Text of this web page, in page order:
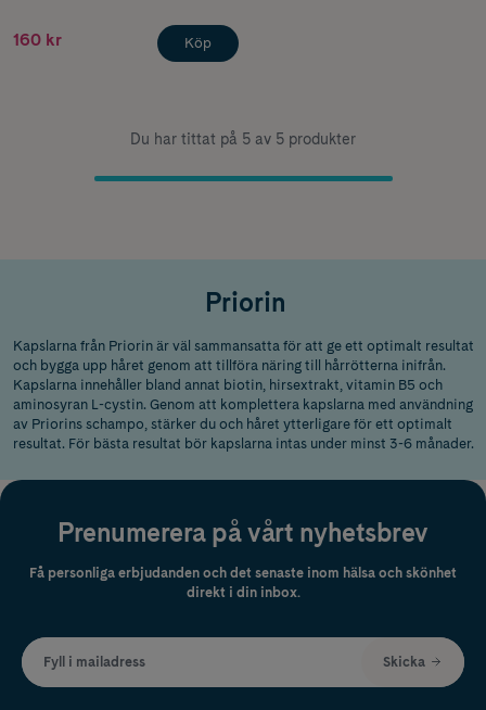
160 kr Köp
Du har tittat på 5 av 5 produkter
Priorin
Kapslarna från Priorin är väl sammansatta för att ge ett optimalt resultat
och bygga upp håret genom att tillföra näring till hårrötterna inifrån.
Kapslarna innehåller bland annat biotin, hirsextrakt, vitamin B5 och
aminosyran L-cystin. Genom att komplettera kapslarna med användning
av Priorins schampo, stärker du och håret ytterligare för ett optimalt
resultat. För bästa resultat bör kapslarna intas under minst 3-6 månader.
Prenumerera på vårt nyhetsbrev
Få personliga erbjudanden och det senaste inom hälsa och skönhet
direkt i din inbox.
Fyll i mailadress Skicka